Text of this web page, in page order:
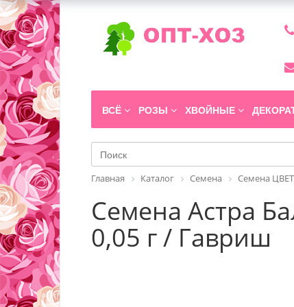
ВСЁ РОЗЫ ХВОЙНЫЕ
Главная Каталог Семена Семена
Семена Астра
0,05 г / Гавриш